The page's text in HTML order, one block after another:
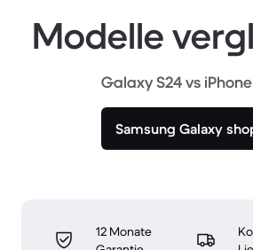
Modelle
Galaxy S24 vs iPhone
Samsung Galaxy
12 Monate